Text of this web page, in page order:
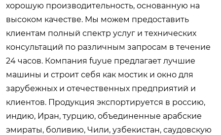
хорошую производительность, основанную на
высоком качестве. Мы можем предоставить
клиентам полный спектр услуг и технических
консультаций по различным запросам в течение
24 часов. Компания fuyue предлагает лучшие
машины и строит себя как мостик и окно для
зарубежных и отечественных предприятий и
клиентов. Продукция экспортируется в россию,
индию, Иран, турцию, объединенные арабские
эмираты, боливию, Чили, узбекистан, саудовскую